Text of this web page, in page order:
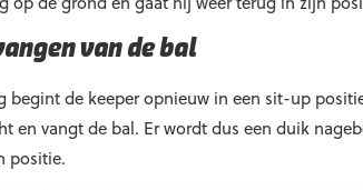
van de bal
begint de keeper opnieuw in een sit-up
en vangt de bal. Er wordt dus een duik
positie.